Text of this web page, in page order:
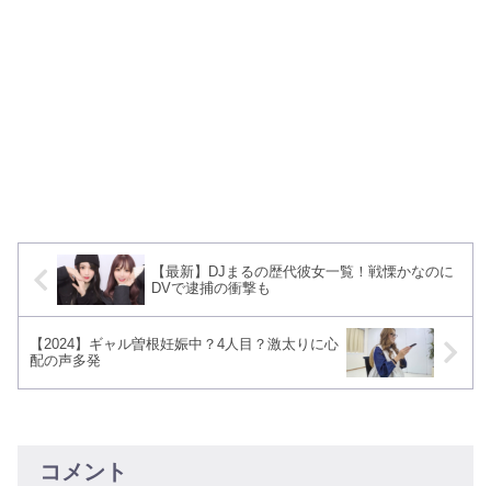
【最新】DJまるの歴代彼女一覧！戦慄かなのに
DVで逮捕の衝撃も
【2024】ギャル曽根妊娠中？4人目？激太りに心
配の声多発
コメント